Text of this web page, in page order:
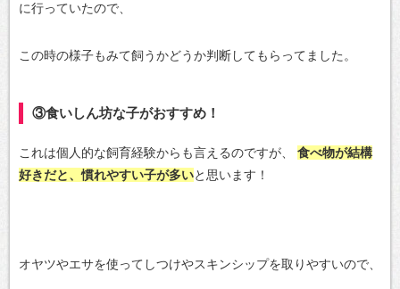
に行っていたので、
この時の様子もみて飼うかどうか判断してもらってました。
③食いしん坊な子がおすすめ！
これは個人的な飼育経験からも言えるのですが、
食べ物が結構
好きだと、慣れやすい子が多いと思います！
オヤツやエサを使ってしつけやスキンシップを取りやすいので、